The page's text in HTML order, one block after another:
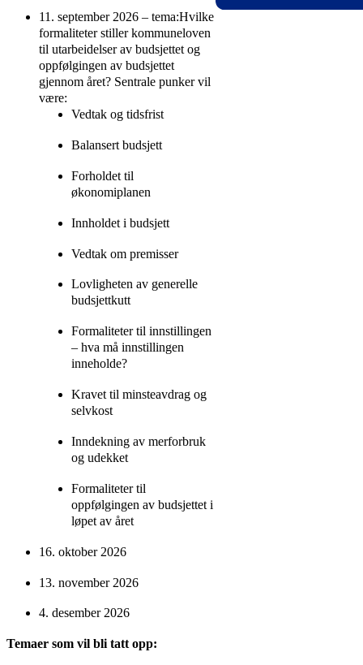
11. september 2026 – tema:Hvilke
formaliteter stiller kommuneloven
til utarbeidelser av budsjettet og
oppfølgingen av budsjettet
gjennom året? Sentrale punker vil
være:
Vedtak og tidsfrist
Balansert budsjett
Forholdet til
økonomiplanen
Innholdet i budsjett
Vedtak om premisser
Lovligheten av generelle
budsjettkutt
Formaliteter til innstillingen
– hva må innstillingen
inneholde?
Kravet til minsteavdrag og
selvkost
Inndekning av merforbruk
og udekket
Formaliteter til
oppfølgingen av budsjettet i
løpet av året
16. oktober 2026
13. november 2026
4. desember 2026
Temaer som vil bli tatt opp:
følger den digitale